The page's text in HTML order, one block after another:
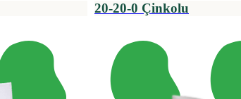
20-20-0 Çinkolu